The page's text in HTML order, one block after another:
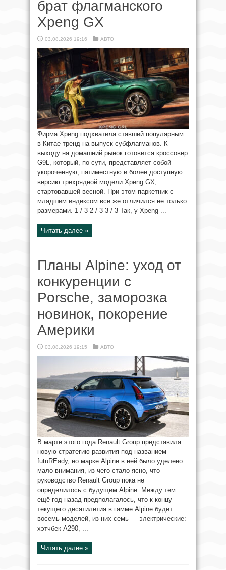
брат флагманского
Xpeng GX
03.08.2026 19:16 АВТО
Фирма Xpeng подхватила ставший популярным
в Китае тренд на выпуск субфлагманов. К
выходу на домашний рынок готовится кроссовер
G9L, который, по сути, представляет собой
укороченную, пятиместную и более доступную
версию трехрядной модели Xpeng GX,
стартовавшей весной. При этом паркетник с
младшим индексом все же отличился не только
размерами. 1 / 3 2 / 3 3 / 3 Так, у Xpeng ...
Читать далее »
Планы Alpine: уход от
конкуренции с
Porsche, заморозка
новинок, покорение
Америки
03.08.2026 19:15 АВТО
В марте этого года Renault Group представила
новую стратегию развития под названием
futuREady, но марке Alpine в ней было уделено
мало внимания, из чего стало ясно, что
руководство Renault Group пока не
определилось с будущим Alpine. Между тем
ещё год назад предполагалось, что к концу
текущего десятилетия в гамме Alpine будет
восемь моделей, из них семь — электрические:
хэтчбек A290, ...
Читать далее »